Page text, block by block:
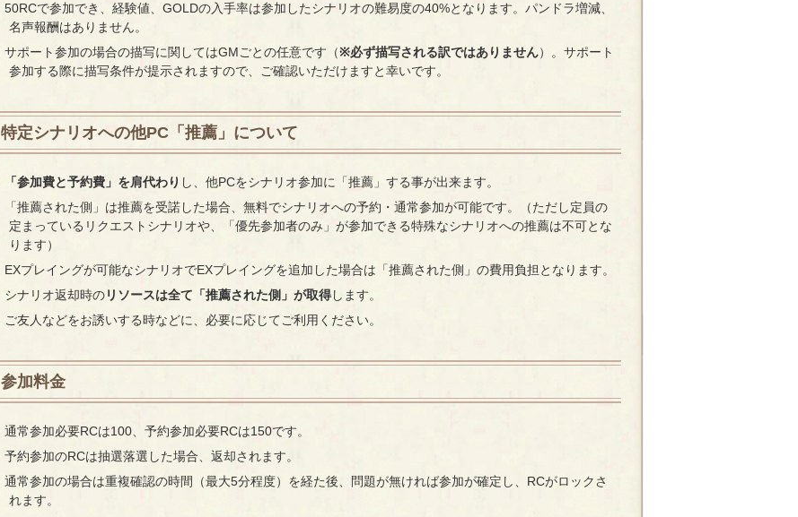
50RCで参加でき、経験値、GOLDの入手率は参加したシナリオの難易度の40%となります。パンドラ増減、
名声報酬はありません。
サポート参加の場合の描写に関してはGMごとの任意です（※必ず描写される訳ではありません）。サポート
参加する際に描写条件が提示されますので、ご確認いただけますと幸いです。
特定シナリオへの他PC「推薦」について
「参加費と予約費」を肩代わり し、他PCをシナリオ参加に「推薦」する事が出来ます。
「推薦された側」は推薦を受諾した場合、無料でシナリオへの予約・通常参加が可能です。（ただし定員の
定まっているリクエストシナリオや、「優先参加者のみ」が参加できる特殊なシナリオへの推薦は不可とな
ります）
EXプレイングが可能なシナリオでEXプレイングを追加した場合は「推薦された側」の費用負担となります。
シナリオ返却時のリソースは全て「推薦された側」が取得します。
ご友人などをお誘いする時などに、必要に応じてご利用ください。
参加料金
通常参加必要RCは100、予約参加必要RCは150です。
予約参加のRCは抽選落選した場合、返却されます。
通常参加の場合は重複確認の時間（最大5分程度）を経た後、問題が無ければ参加が確定し、RCがロックさ
れます。